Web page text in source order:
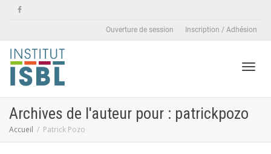
Ouverture de session Inscription / Adhésion
Archives de l'auteur pour : patrickpozo
Accueil Patrick Pozo